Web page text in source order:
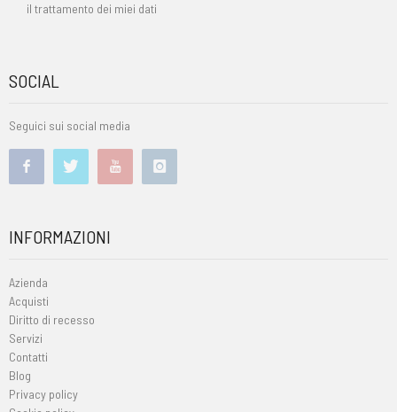
il trattamento dei miei dati
SOCIAL
Seguici sui social media
INFORMAZIONI
Azienda
Acquisti
Diritto di recesso
Servizi
Contatti
Blog
Privacy policy